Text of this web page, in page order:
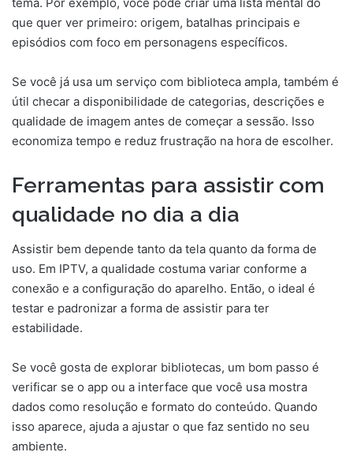
que quer ver primeiro: origem, batalhas principais e
episódios com foco em personagens específicos.
Se você já usa um serviço com biblioteca ampla, também é
útil checar a disponibilidade de categorias, descrições e
qualidade de imagem antes de começar a sessão. Isso
economiza tempo e reduz frustração na hora de escolher.
Ferramentas para assistir com
qualidade no dia a dia
Assistir bem depende tanto da tela quanto da forma de
uso. Em IPTV, a qualidade costuma variar conforme a
conexão e a configuração do aparelho. Então, o ideal é
testar e padronizar a forma de assistir para ter
estabilidade.
Se você gosta de explorar bibliotecas, um bom passo é
verificar se o app ou a interface que você usa mostra
dados como resolução e formato do conteúdo. Quando
isso aparece, ajuda a ajustar o que faz sentido no seu
ambiente.